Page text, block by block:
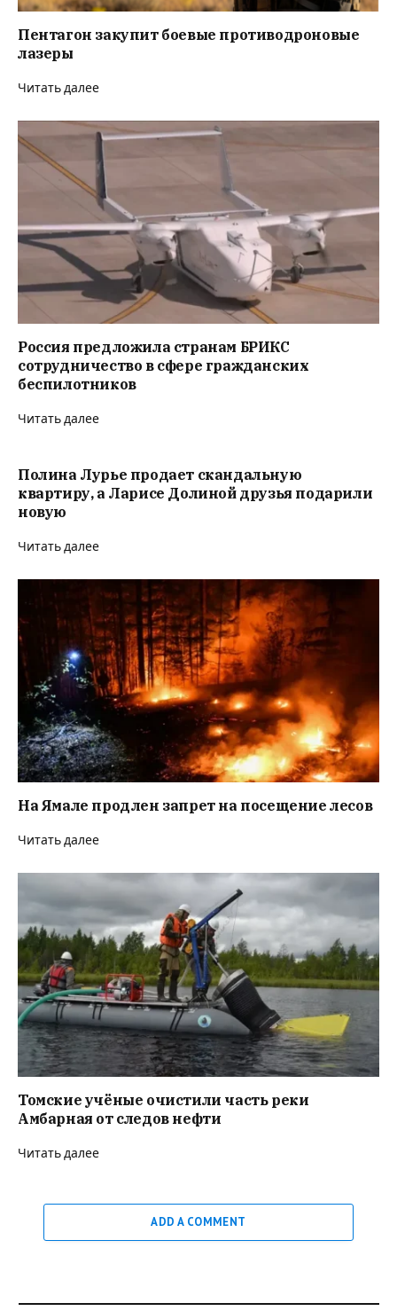
Пентагон закупит боевые противодроновые
лазеры
Читать далее
Россия предложила странам БРИКС
сотрудничество в сфере гражданских
беспилотников
Читать далее
Полина Лурье продает скандальную
квартиру, а Ларисе Долиной друзья подарили
новую
Читать далее
На Ямале продлен запрет на посещение лесов
Читать далее
Томские учёные очистили часть реки
Амбарная от следов нефти
Читать далее
ADD A COMMENT